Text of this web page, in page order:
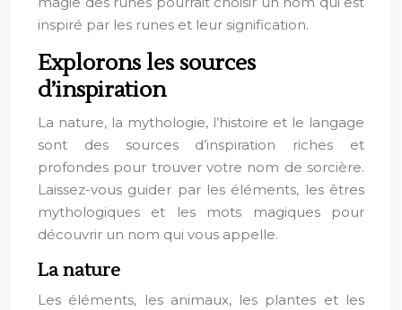
inspiré par les runes et leur signification.
Explorons les sources
d’inspiration
La nature, la mythologie, l’histoire et le langage
sont des sources d’inspiration riches et
profondes pour trouver votre nom de sorcière.
Laissez-vous guider par les éléments, les êtres
mythologiques et les mots magiques pour
découvrir un nom qui vous appelle.
La nature
Les éléments, les animaux, les plantes et les